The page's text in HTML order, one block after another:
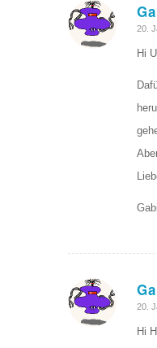
20.
Hi
Gabi
20.
Hi